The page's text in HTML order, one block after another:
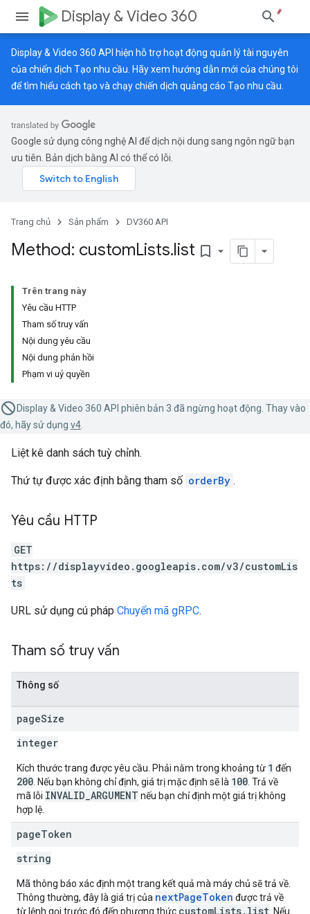
Display & Video 360
Display & Video 360 API hiện hỗ trợ hoạt động quản lý tài nguyên
của chiến dịch Tạo nhu cầu. Hãy xem hướng dẫn mới của chúng tôi
để tìm hiểu cách tạo và chạy chiến dịch quảng cáo Tạo nhu cầu.
Google sử dụng công nghệ AI để dịch nội dung sang ngôn ngữ bạn
ưu tiên. Bản dịch bằng AI có thể có lỗi.
Trang chủ Sản phẩm DV360 API
Method: customLists.list bookmark_border
Trên trang này
Yêu cầu HTTP
Tham số truy vấn
Nội dung yêu cầu
Nội dung phản hồi
Phạm vi uỷ quyền
Display & Video 360 API phiên bản 3 đã ngừng hoạt động. Thay vào
đó, hãy sử dụng v4
Liệt kê danh sách tuỳ chỉnh.
Thứ tự được xác định bằng tham số orderBy .
Yêu cầu HTTP
GET
https://displayvideo.googleapis.com/v3/customLis
ts
URL sử dụng cú pháp Chuyển mã gRPC.
Tham số truy vấn
Thông số
pageSize
integer
Kích thước trang được yêu cầu. Phải nằm trong khoảng từ 1 đến
200 . Nếu bạn không chỉ định, giá trị mặc định sẽ là 100 . Trả về
mã lỗi INVALID_ARGUMENT nếu bạn chỉ định một giá trị không
hợp lệ.
pageToken
string
Mã thông báo xác định một trang kết quả mà máy chủ sẽ trả về.
Thông thường, đây là giá trị của nextPageToken được trả về
từ lệnh gọi trước đó đến phương thức customLists.list . Nếu